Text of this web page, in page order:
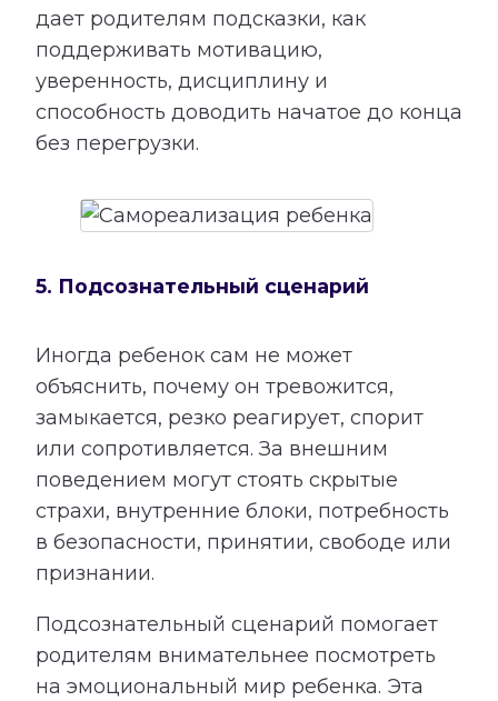
дает родителям подсказки, как
поддерживать мотивацию,
уверенность, дисциплину и
способность доводить начатое до конца
без перегрузки.
5. Подсознательный сценарий
Иногда ребенок сам не может
объяснить, почему он тревожится,
замыкается, резко реагирует, спорит
или сопротивляется. За внешним
поведением могут стоять скрытые
страхи, внутренние блоки, потребность
в безопасности, принятии, свободе или
признании.
Подсознательный сценарий помогает
родителям внимательнее посмотреть
на эмоциональный мир ребенка. Эта